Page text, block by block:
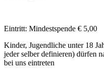
Eintritt: Mindestspende € 5,00
Kinder, Jugendliche unter 18
jeder selber definieren) dürfen
bei uns eintreten